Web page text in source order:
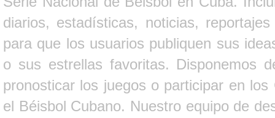
diarios, estadísticas, noticias,
para que los usuarios publiquen sus
o sus estrellas favoritas. Disponemos
pronosticar los juegos o participar en
el Béisbol Cubano. Nuestro equipo de